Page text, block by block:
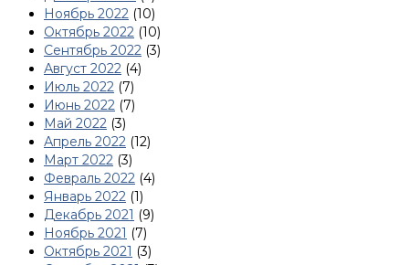
Ноябрь 2022 (10)
Октябрь 2022 (10)
Сентябрь 2022 (3)
Август 2022 (4)
Июль 2022 (7)
Июнь 2022 (7)
Май 2022 (3)
Апрель 2022 (12)
Март 2022 (3)
Февраль 2022 (4)
Январь 2022 (1)
Декабрь 2021 (9)
Ноябрь 2021 (7)
Октябрь 2021 (3)